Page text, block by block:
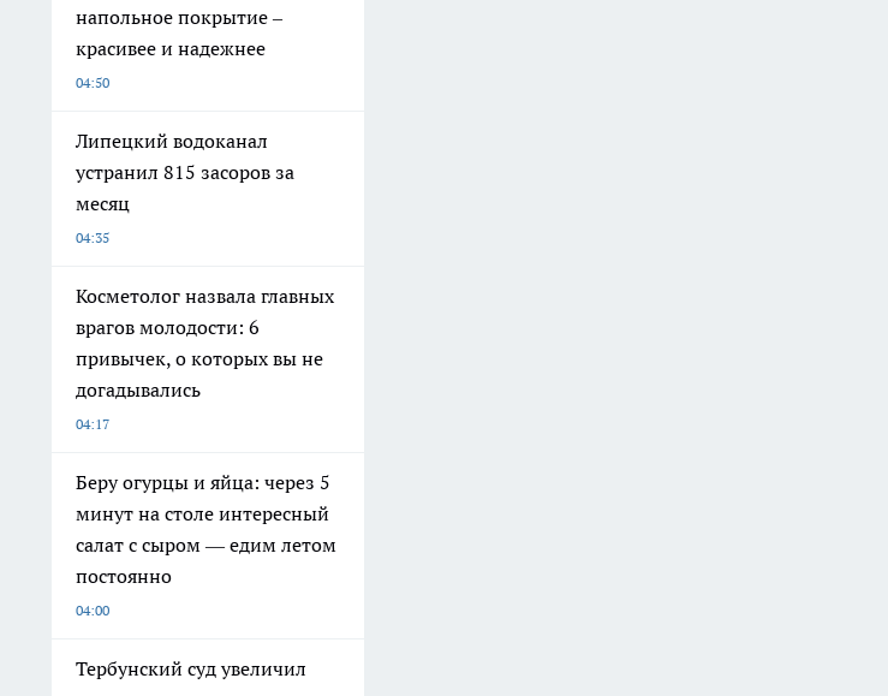
напольное покрытие –
красивее и надежнее
04:50
Липецкий водоканал
устранил 815 засоров за
месяц
04:35
Косметолог назвала главных
врагов молодости: 6
привычек, о которых вы не
догадывались
04:17
Беру огурцы и яйца: через 5
минут на столе интересный
салат с сыром — едим летом
постоянно
04:00
Тербунский суд увеличил